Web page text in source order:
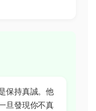
保持真誠。他
旦發現你不真